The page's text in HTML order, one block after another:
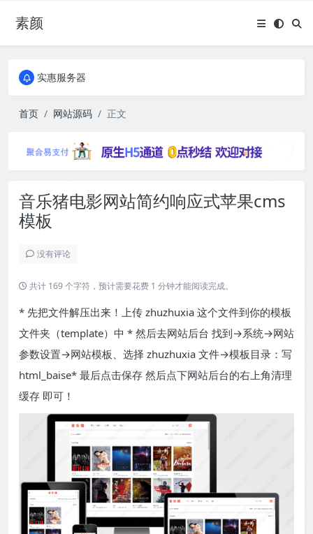
素颜
全国免费包邮流量卡
全国免费包邮流量卡
首页 网站源码 正文
音乐猪电影网站简约响应式苹果cms
模板
没有评论
共计 169 个字符，预计需要花费 1 分钟才能阅读完成。
* 先把文件解压出来！上传 zhuzhuxia 这个文件到你的模板
文件夹（template）中 * 然后去网站后台 找到→系统→网站
参数设置→网站模板、选择 zhuzhuxia 文件→模板目录：写
html_baise* 最后点击保存 然后点下网站后台的右上角清理
缓存 即可！